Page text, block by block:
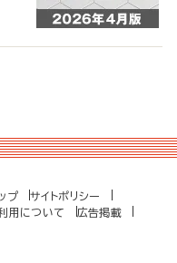
プ
サイトポリシー
用について
広告掲載